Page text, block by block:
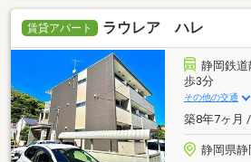
賃貸アパート ラウレア ハレ
静岡鉄道
歩3分
その他の交通
築8年7ヶ月
静岡県静